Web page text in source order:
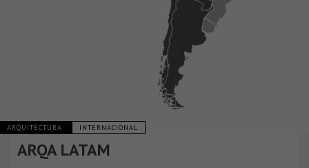
ARQUITECTURA INTERNACIONAL
ARQA LATAM